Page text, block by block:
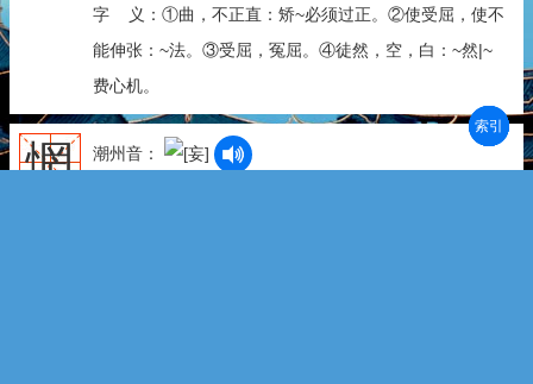
字 义：①曲，不正直：矫~必须过正。②使受屈，使不
能伸张：~法。③受屈，冤屈。④徒然，空，白：~然|~
费心机。
惘 潮州音：
部首
笔划
拼音
潮拼